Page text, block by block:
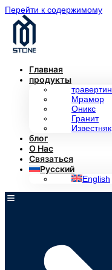
Перейти к содержимому
Главная
продукты
травертин
Мрамор
Оникс
Гранит
Известняк
блог
О Нас
Связаться
Русский
English